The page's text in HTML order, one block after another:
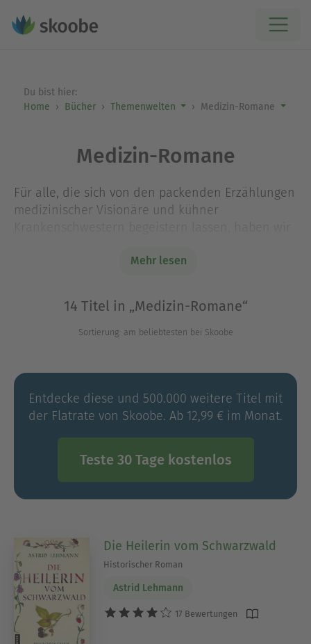
Du bist hier:
Home
Bücher Themenwelten Medizin-Romane
Medizin-Romane
Für alle, die sich von den packenden Erzählungen
medizinischer Visionäre und kühner
handverlesene Auswahl an Büchern, die nicht nur
tiefgehende Einblicke in die faszinierende
Geschichte der Medizin gewähren!
Mehr lesen
14 Titel in „Medizin-Romane“
Sortierung: am beliebtesten bei Skoobe
Entdecke diese und 500.000 weitere Titel mit
der Flatrate von Skoobe. Ab 12,99 € im Monat.
Teste 30 Tage kostenlos
Die Heilerin vom Schwarzwald
Historischer Roman
Astrid Lehmann
17 Bewertungen